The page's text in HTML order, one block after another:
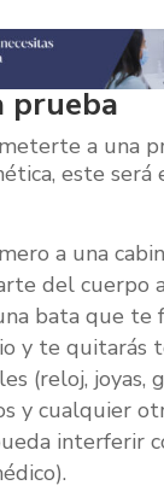
prueba
a una
este será
a una
del cuerpo
bata que te
y te quitarás
(reloj, joyas,
y cualquier
interferir